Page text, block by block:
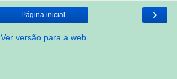
›
Página inicial
Ver versão para a web